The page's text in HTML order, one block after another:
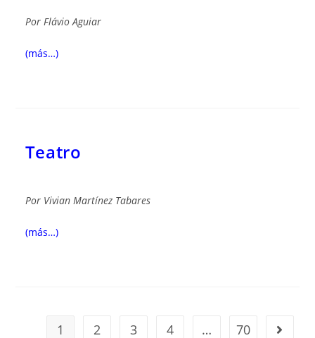
Por Flávio Aguiar
(más…)
Teatro
Por Vivian MartínezTabares
(más…)
1 2 3 4 … 70